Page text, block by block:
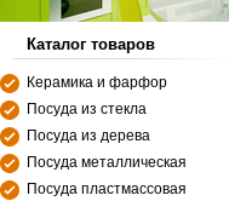
Каталог товаров
Керамика и фарфор
Посуда из стекла
Посуда из дерева
Посуда металлическая
Посуда пластмассовая